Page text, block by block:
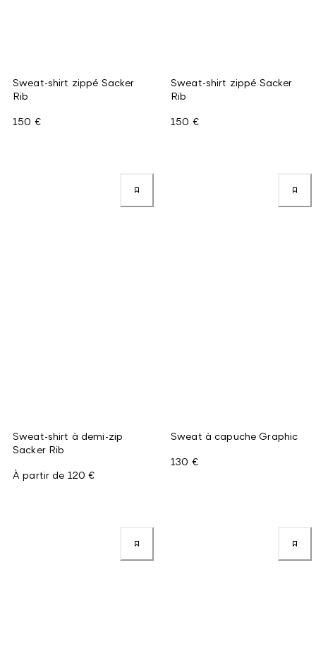
Sweat-shirt zippé Sacker
Rib
150 €
Sweat-shirt zippé Sacker
Rib
150 €
Sweat-shirt à demi-zip
Sacker Rib
À partir de 120 €
Sweat à capuche Graphic
130 €